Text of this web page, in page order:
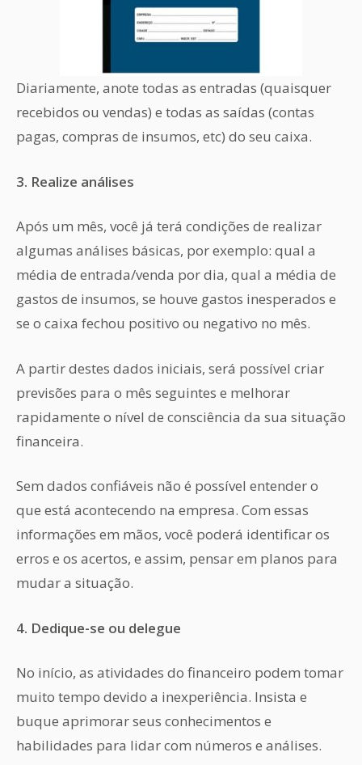
Diariamente, anote todas as entradas (quaisquer
recebidos ou vendas) e todas as saídas (contas
pagas, compras de insumos, etc) do seu caixa.
3. Realize análises
Após um mês, você já terá condições de realizar
algumas análises básicas, por exemplo: qual a
média de entrada/venda por dia, qual a média de
gastos de insumos, se houve gastos inesperados e
se o caixa fechou positivo ou negativo no mês.
A partir destes dados iniciais, será possível criar
previsões para o mês seguintes e melhorar
rapidamente o nível de consciência da sua situação
financeira.
Sem dados confiáveis não é possível entender o
que está acontecendo na empresa. Com essas
informações em mãos, você poderá identificar os
erros e os acertos, e assim, pensar em planos para
mudar a situação.
4. Dedique-se ou delegue
No início, as atividades do financeiro podem tomar
muito tempo devido a inexperiência. Insista e
buque aprimorar seus conhecimentos e
habilidades para lidar com números e análises.